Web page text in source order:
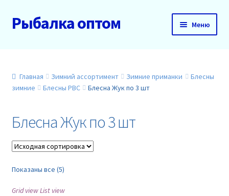
Перейти
к
Перейти
к
Рыбалка оптом Меню
О нас
Акции
Главная Зимний ассортимент Зимние приманки
Блесны
зимние
Блесны РВС Блесна Жук по 3 шт
Блесна Жук по 3 шт
Показаны все (5)
Grid viewList view